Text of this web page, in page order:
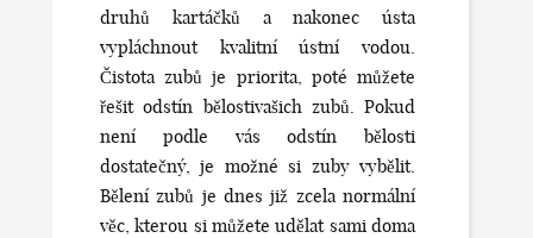
druhů kartáčků a nakonec ústa
vypláchnout kvalitní ústní vodou.
Čistota zubů je priorita, poté můžete
řešit odstín bělostivašich zubů. Pokud
není podle vás odstín bělosti
dostatečný, je možné si zuby vybělit.
Bělení zubů je dnes již zcela normální
věc, kterou si můžete udělat sami doma